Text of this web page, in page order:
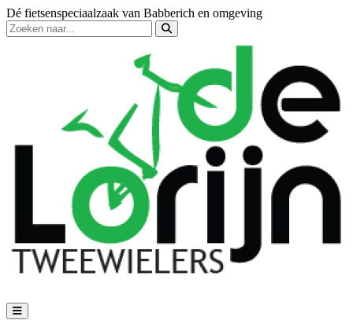
Dé fietsenspeciaalzaak van Babberich en omgeving